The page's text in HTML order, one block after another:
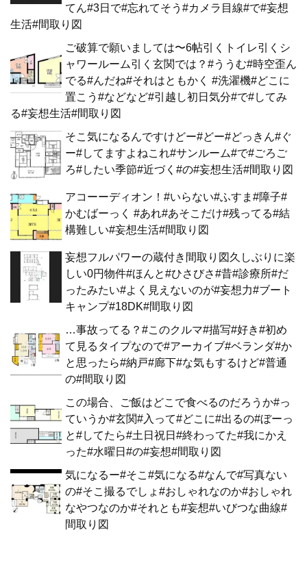
てん#3日で#忘れてそう#カメラ目線#で#妄想
生活#間取り図
ご破算で願いましては〜6帖引くトイレ引くシ
ャワールーム引く玄関では？#ううむ#時空歪ん
でる#んだね#それはともかく #洗濯機#どこに
置こう#などなど#引越し初日気分#で#してみ
る#妄想生活#間取り図
そこ気になるんですけどー#どー#どっきん#ぐ
ー#してますよねこれ#サンルーム#で#ごろご
ろ#したい季節#近づく#の#妄想生活#間取り図
アコーーディオン！#いらない#ふすま#障子#
かむばーっく #あれ#あそこだけ#残ってる#結
構難しい#妄想生活#間取り図
妄想フルパワーの蔵付き間取り図久しぶりに楽
しい0円物件#ほんと#ひさびさ#昔#診療所#だ
ったみたい#よく見えないのが#妄想力#ブート
キャンプ#18DK#間取り図
…事故ってる？#このクルマ#描写#好き#初め
て見るタイプなので#アーカイブ#ベランダ#か
と思ったら#納戸#廊下#な気もするけど#普通
の#間取り図
この場合、ご飯はどこで食べるのだろうか#っ
ていうか#玄関#入って#どこに#出るの#ぼーっ
と#してたら#土日祝日#終わってた#我にかえ
った#水曜日#の#妄想#間取り図
気になるー#そこ#気になる#なんで#写真ない
の#そこ撮るでしょ#おしゃれなのか#おしゃれ
なやつなのか#それとも#妄想#いびつな曲線#
間取り図